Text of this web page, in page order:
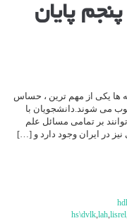
پایان
ها یکی از مهم ترین ، حساس
می شوند.دانشجویان با
بر تمامی مسائل علم
در ایران وجود دارد و […]
hs\dvlk,lah,lisrel